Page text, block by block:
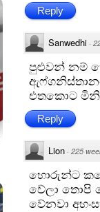
Reply
Sanwedhi ·
පුළුවන් නම්
එතකොට
Reply
Lion · 225
හොරුන්ට
වේලා තොපි
වේනවා